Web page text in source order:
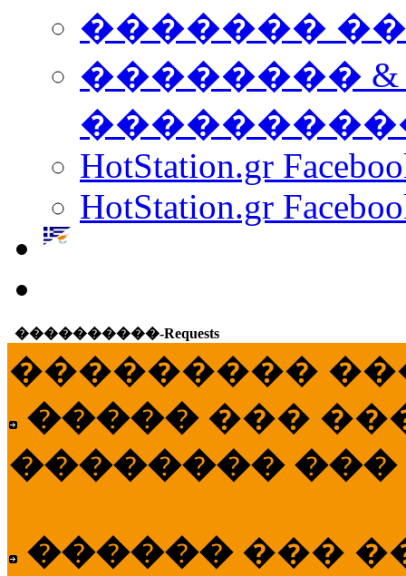
������� ���
��������
HotStation.gr
HotStation.gr
����������-Requests
���������
����� ���
�������� ���
������ ���